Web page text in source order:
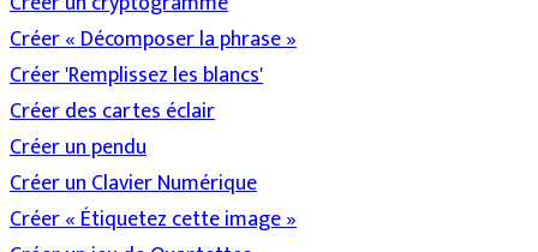
Créer « Décomposer la phrase »
Créer 'Remplissez les blancs'
Créer des cartes éclair
Créer un pendu
Créer un Clavier Numérique
Créer « Étiquetez cette image »